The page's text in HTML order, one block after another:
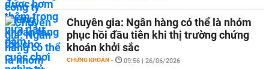
Chuyên gia: Ngân hàng có thể là nhóm
phục hồi đầu tiên khi thị trường chứng
khoán khởi sắc
CHỨNG KHOÁN - 09:56 | 26/06/2026